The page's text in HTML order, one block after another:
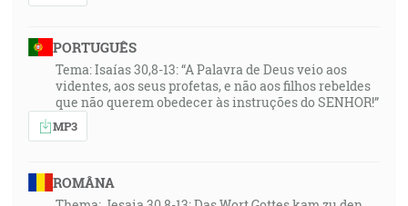
PORTUGUÊS
Tema: Isaías 30,8-13: “A Palavra de Deus veio aos
videntes, aos seus profetas, e não aos filhos rebeldes
que não querem obedecer às instruções do SENHOR!”
MP3
ROMÂNA